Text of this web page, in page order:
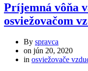
Príjemná vôňa
osviežovačom
By spravca
on jún 20, 2020
in osviežovače